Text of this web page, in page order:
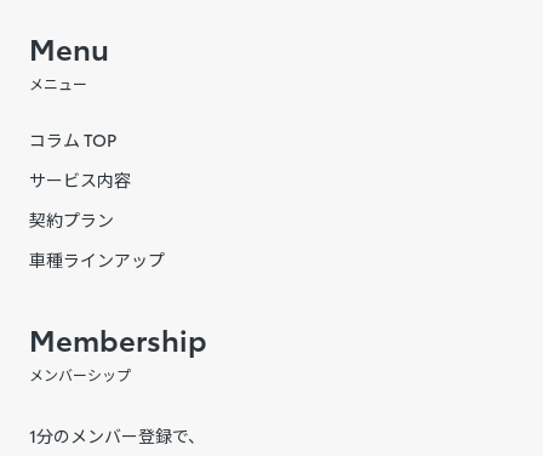
Menu
メニュー
コラム TOP
サービス内容
契約プラン
車種ラインアップ
Membership
メンバーシップ
1分のメンバー登録で、